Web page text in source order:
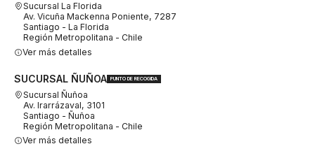
Sucursal La Florida
Av. Vicuña Mackenna Poniente, 7287
Santiago - La Florida
Región Metropolitana - Chile
Ver más detalles
SUCURSAL ÑUÑOA PUNTO DE RECOGIDA
Sucursal Ñuñoa
Av. Irarrázaval, 3101
Santiago - Ñuñoa
Región Metropolitana - Chile
Ver más detalles